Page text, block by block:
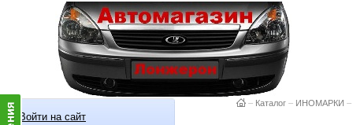
Войти на сайт
– Каталог – ИНОМАРКИ –